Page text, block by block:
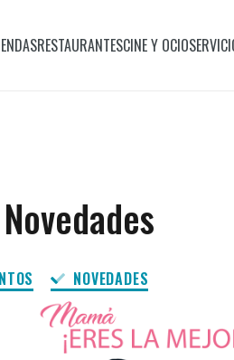
RESTAURANTESCINE Y OCIO
NOVEDADES